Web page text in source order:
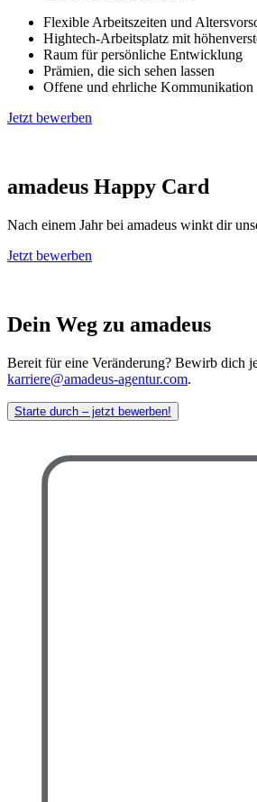
Flexible Arbeitszeiten und
Hightech-Arbeitsplatz mit
Raum für persönliche Entwicklung
Prämien, die sich sehen lassen
Offene und ehrliche Kommunikation
Jetzt bewerben
amadeus Happy Card
Nach einem Jahr bei amadeus winkt dir
Jetzt bewerben
Dein Weg zu amadeus
Bereit für eine Veränderung? Bewirb dich
karriere@amadeus-agentur.com.
Starte durch – jetzt bewerben!